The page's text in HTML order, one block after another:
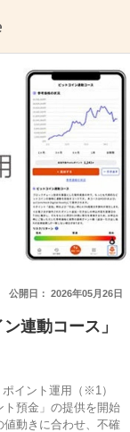
公開日： 2026年05月26日
連動コース」
イント運用（※1）
ト預金」の提供を開始
値動きに合わせ、不確